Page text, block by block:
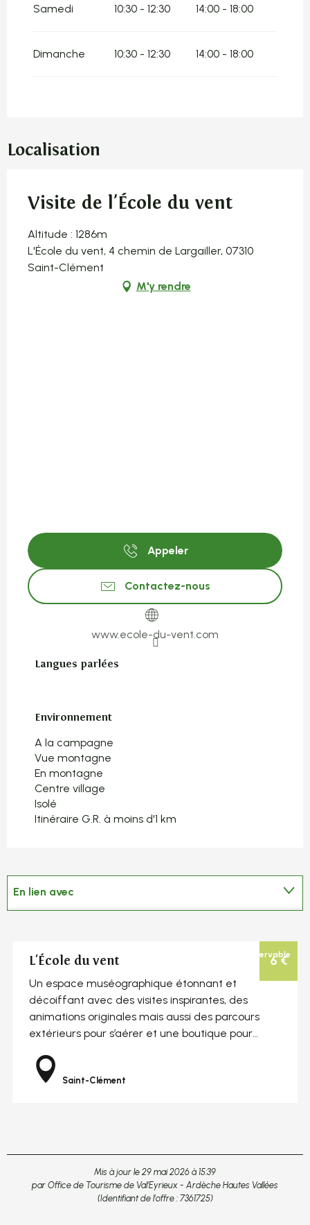
Samedi 10:30 - 12:30 14:00 - 18:00
Dimanche 10:30 - 12:30 14:00 - 18:00
Localisation
Visite de l'École du vent
Altitude : 1286m
L'École du vent, 4 chemin de Largailler, 07310
Saint-Clément
M'y rendre
Appeler
Contactez-nous
www.ecole-du-vent.com
Langues parlées
Langues parlées
Environnement
Environnement
A la campagne
Vue montagne
En montagne
Centre village
Isolé
Itinéraire G.R. à moins d'1 km
En lien avec
6€
L'École du vent
Un espace muséographique étonnant et
décoiffant avec des visites inspirantes, des
animations originales mais aussi des parcours
extérieurs pour s’aérer et une boutique pour
Saint-Clément
Réservable
Mis à jour le 29 mai 2026 à 15:39
par Office de Tourisme de Val'Eyrieux - Ardèche Hautes Vallées
(Identifiant de l'offre : 7361725)